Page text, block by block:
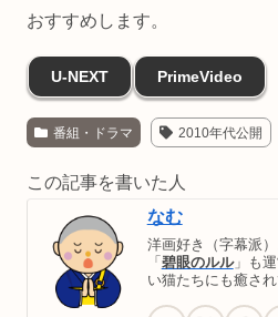
おすすめします。
U-NEXT PrimeVideo
番組・ドラマ 2010年代公開
この記事を書いた人
なむ
洋画好き（字幕派
「碧眼のルル」も
い猫たちにも癒され